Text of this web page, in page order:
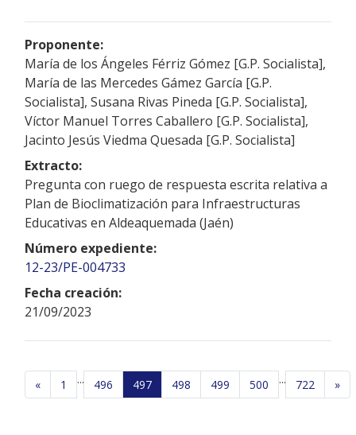
Proponente:
María de los Ángeles Férriz Gómez [G.P. Socialista],
María de las Mercedes Gámez García [G.P.
Socialista], Susana Rivas Pineda [G.P. Socialista],
Víctor Manuel Torres Caballero [G.P. Socialista],
Jacinto Jesús Viedma Quesada [G.P. Socialista]
Extracto:
Pregunta con ruego de respuesta escrita relativa a
Plan de Bioclimatización para Infraestructuras
Educativas en Aldeaquemada (Jaén)
Número expediente:
12-23/PE-004733
Fecha creación:
21/09/2023
« 1 ... 496 497 498 499 500 ... 722 »